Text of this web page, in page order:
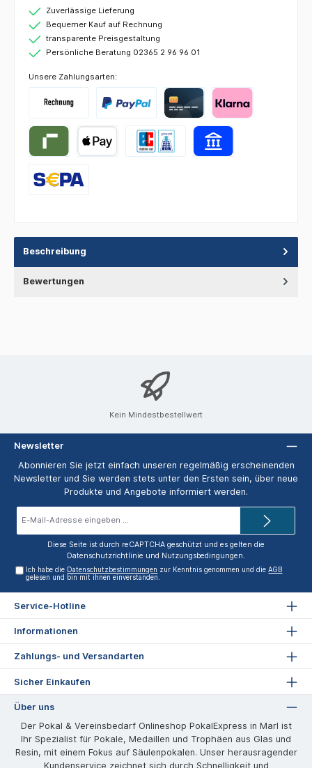
Zuverlässige Lieferung
Bequemer Kauf auf Rechnung
transparente Preisgestaltung
Persönliche Beratung 02365 2 96 96 01
Unsere Zahlungsarten:
Beschreibung
Bewertungen
Kein Mindestbestellwert
Newsletter
Abonnieren Sie jetzt einfach unseren regelmäßig erscheinenden
Newsletter und Sie werden stets unter den Ersten sein, über neue
Produkte und Angebote informiert werden.
Diese Seite ist durch reCAPTCHA geschützt und es gelten die
Datenschutzrichtlinie und Nutzungsbedingungen.
Ich habe die Datenschutzbestimmungen zur Kenntnis genommen und dieAGB
gelesen und bin mit ihnen einverstanden.
Service-Hotline
Informationen
Zahlungs- und Versandarten
Sicher Einkaufen
Über uns
Der Pokal & Vereinsbedarf Onlineshop PokalExpress in Marl ist
Ihr Spezialist für Pokale, Medaillen und Trophäen aus Glas und
Resin, mit einem Fokus auf Säulenpokalen. Unser herausragender
Kundenservice zeichnet sich durch Schnelligkeit und